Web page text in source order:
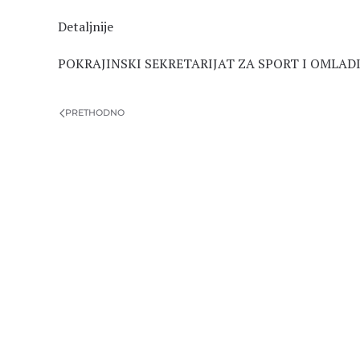
Detaljnije
POKRAJINSKI SEKRETARIJAT ZA SPORT I
PRETHODNO